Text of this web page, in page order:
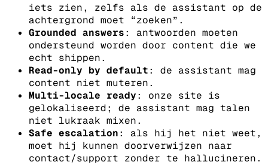
iets zien, zelfs als de assistant op de
achtergrond moet “zoeken”.
Grounded answers: antwoorden moeten
ondersteund worden door content die we
echt shippen.
Read-only by default: de assistant mag
content niet muteren.
Multi-locale ready: onze site is
gelokaliseerd; de assistant mag talen
niet lukraak mixen.
Safe escalation: als hij het niet weet,
moet hij kunnen doorverwijzen naar
contact/support zonder te hallucineren.